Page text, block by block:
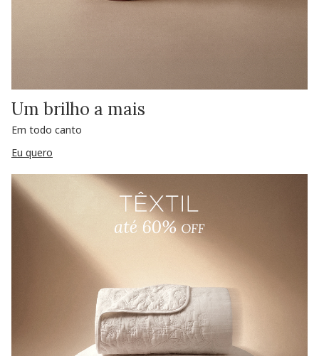
Um brilho a mais
Em todo canto
Eu quero